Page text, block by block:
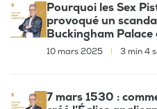
Pourquoi les Sex
provoqué un
Buckingham Palace
10 mars 2025 3 min 4
7 mars 1530 :